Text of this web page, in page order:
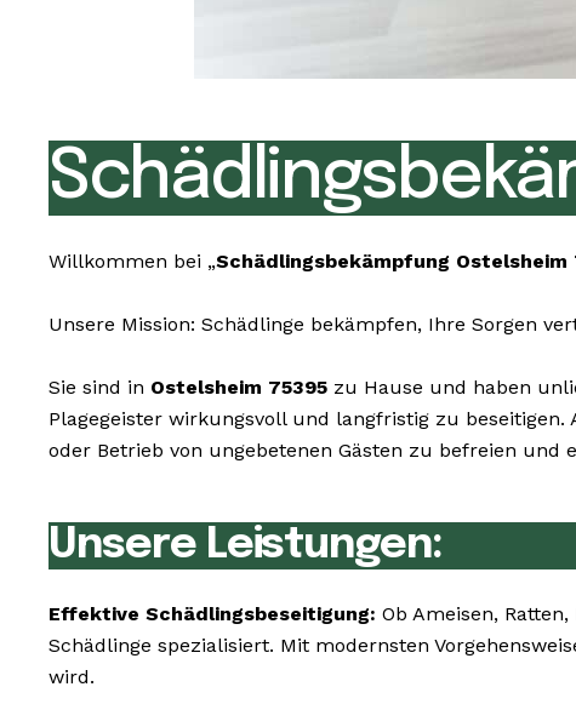
Willkommen bei „Schädlingsbekämpfung Ostelsheim
Unsere Mission: Schädlinge bekämpfen, Ihre Sorgen
Sie sind in Ostelsheim 75395 zu Hause und haben
Plagegeister wirkungsvoll und langfristig zu
oder Betrieb von ungebetenen Gästen zu befreien
Unsere Leistungen:
Effektive Schädlingsbeseitigung: Ob Ameisen,
Schädlinge spezialisiert. Mit modernsten
wird.